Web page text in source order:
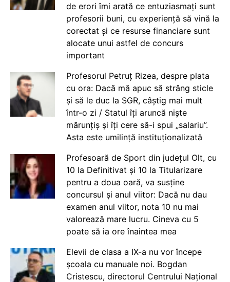
de erori îmi arată ce entuziasmați sunt
profesorii buni, cu experiență să vină la
corectat și ce resurse financiare sunt
alocate unui astfel de concurs
important
Profesorul Petruț Rizea, despre plata
cu ora: Dacă mă apuc să strâng sticle
și să le duc la SGR, câștig mai mult
într-o zi / Statul îți aruncă niște
mărunțiș și îți cere să-i spui „salariu”.
Asta este umilință instituționalizată
Profesoară de Sport din județul Olt, cu
10 la Definitivat și 10 la Titularizare
pentru a doua oară, va susține
concursul și anul viitor: Dacă nu dau
examen anul viitor, nota 10 nu mai
valorează mare lucru. Cineva cu 5
poate să ia ore înaintea mea
Elevii de clasa a IX-a nu vor începe
școala cu manuale noi. Bogdan
Cristescu, directorul Centrului Național